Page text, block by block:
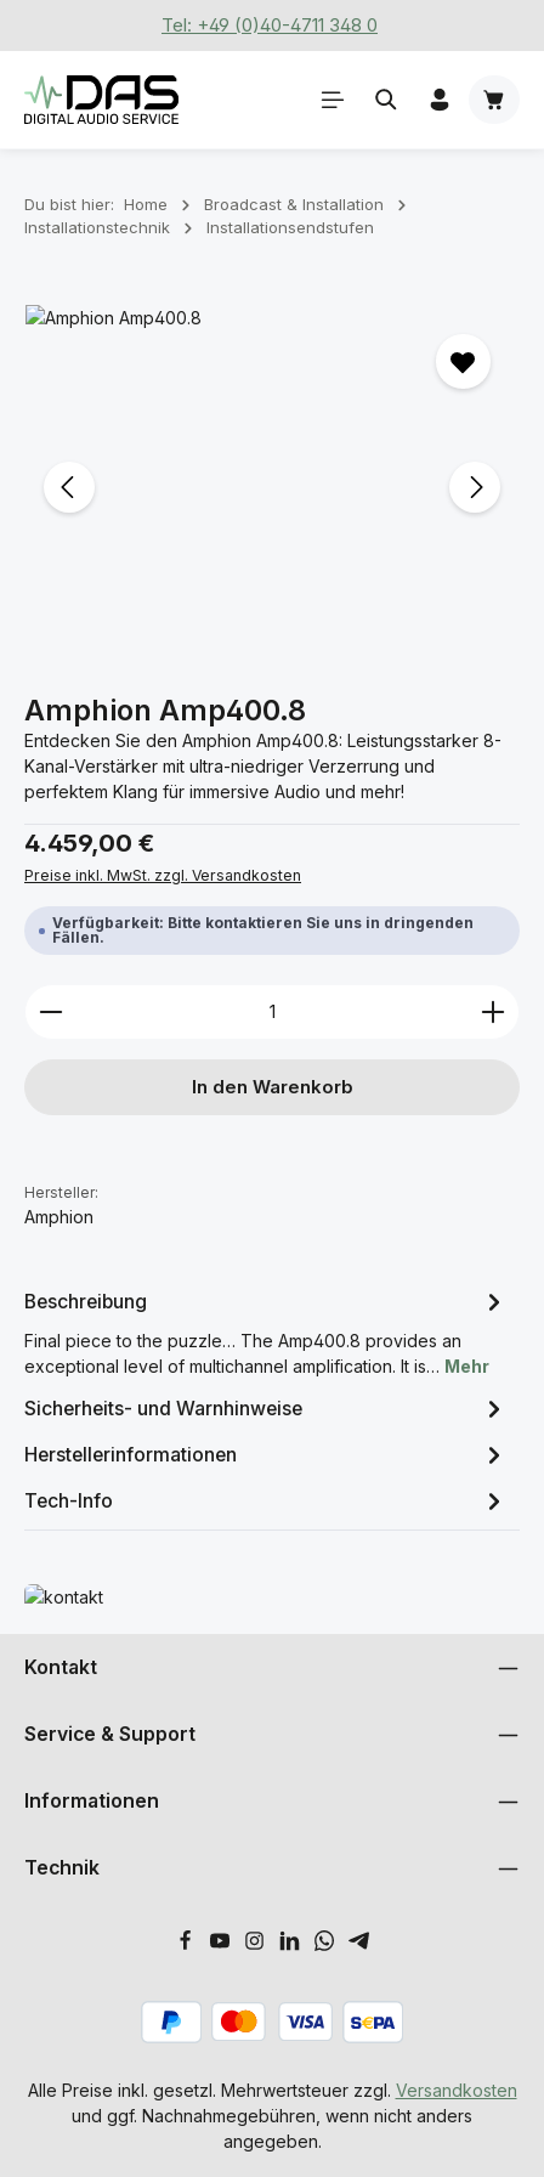
Zum Hauptinhalt springenTel: +49 (0)40-4711 348 0
Du bist hier: Home
Broadcast & Installation
Installationstechnik
Installationsendstufen
Bildergalerie überspringen
Amphion Amp400.8
Entdecken Sie den Amphion Amp400.8: Leistungsstarker 8-
Kanal-Verstärker mit ultra-niedriger Verzerrung und
perfektem Klang für immersive Audio und mehr!
Regulärer Preis:
4.459,00 €
Preise inkl. MwSt. zzgl. Versandkosten
Verfügbarkeit: Bitte kontaktieren Sie uns in dringenden
Fällen.
Produkt Anzahl: Gib den gewünschten Wert ein
In den Warenkorb
Hersteller:
Amphion
Beschreibung
Final piece to the puzzle… The Amp400.8 provides an
exceptional level of multichannel amplification. It is… Mehr
Sicherheits- und Warnhinweise
Herstellerinformationen
Tech-Info
Mehr erfahren
Kontakt
Service & Support
Informationen
Technik
Alle Preise inkl. gesetzl. Mehrwertsteuer zzgl. Versandkosten
und ggf. Nachnahmegebühren, wenn nicht anders
angegeben.